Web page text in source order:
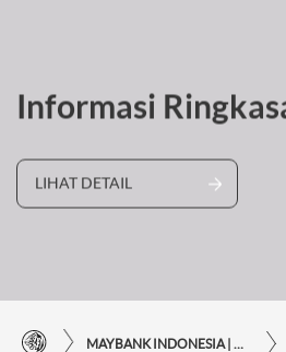
Informasi
LIHAT DETAIL
MAYBANK INDONESIA | KEMUDAHAN TRANSAKSI FINANSIAL DI UJUNG JARI ANDA